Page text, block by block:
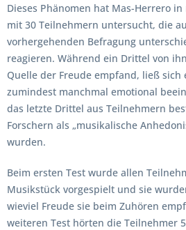
Dieses Phänomen hat Mas-Herrero
mit 30 Teilnehmern untersucht, die
vorhergehenden Befragung
reagieren. Während ein Drittel von
Quelle der Freude empfand, ließ sich
zumindest manchmal emotional
das letzte Drittel aus Teilnehmern
Forschern als „musikalische
wurden.
Beim ersten Test wurde allen
Musikstück vorgespielt und sie
wieviel Freude sie beim Zuhören
weiteren Test hörten die Teilnehmer